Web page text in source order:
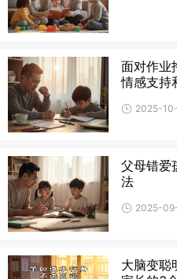
面对作业
情感支持
2025-
父母错爱
法
2025-
大脑变聪